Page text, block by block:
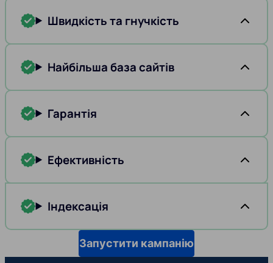
Швидкість та гнучкість
Найбільша база сайтів
Гарантія
Ефективність
Індексація
Запустити кампанію